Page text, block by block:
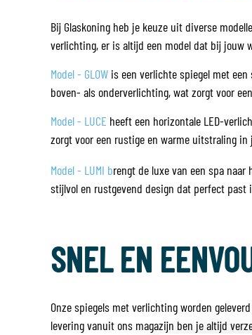
Bij Glaskoning heb je keuze uit diverse
verlichting, er is altijd een model dat bij jouw
Model - GLOW is een verlichte spiegel met
boven- als onderverlichting, wat zorgt voor
Model - LUCE heeft een horizontale LED-
zorgt voor een rustige en warme uitstraling in
Model - LUMI brengt de luxe van een spa
stijlvol en rustgevend design dat perfect past
SNEL EN
Onze spiegels met verlichting worden
levering vanuit ons magazijn ben je altijd